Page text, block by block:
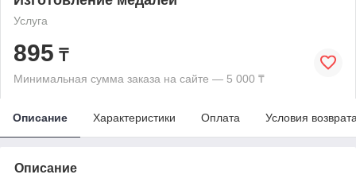
Услуга
895 ₸
Минимальная сумма заказа на сайте — 5 000 ₸
Описание Характеристики Оплата Условия
Описание